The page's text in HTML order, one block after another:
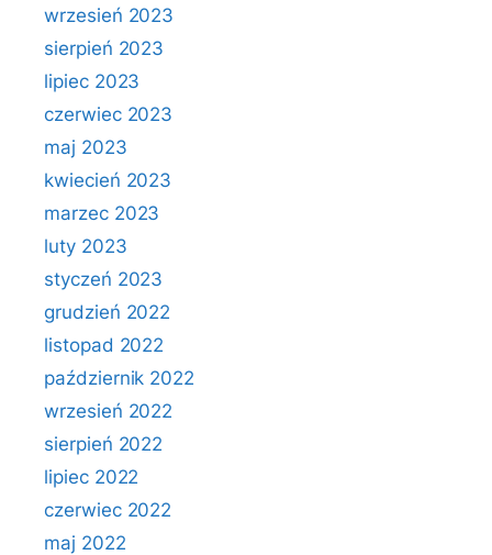
wrzesień 2023
sierpień 2023
lipiec 2023
czerwiec 2023
maj 2023
kwiecień 2023
marzec 2023
luty 2023
styczeń 2023
grudzień 2022
listopad 2022
październik 2022
wrzesień 2022
sierpień 2022
lipiec 2022
czerwiec 2022
maj 2022